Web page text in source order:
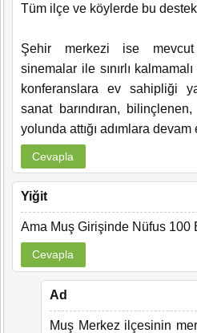
Tüm ilçe ve köylerde bu
Şehir merkezi ise mevcut
sinemalar ile sınırlı
konferanslara ev sahipliği
sanat barındıran,
yolunda attığı adımlara devam
Cevapla
Yiğit
Ama Muş Girişinde Nüfus 100
Cevapla
Ad
Muş Merkez ilçesinin